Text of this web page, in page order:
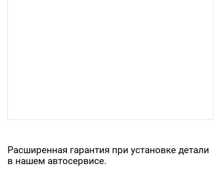
Расширенная гарантия при установке детали
в нашем автосервисе.